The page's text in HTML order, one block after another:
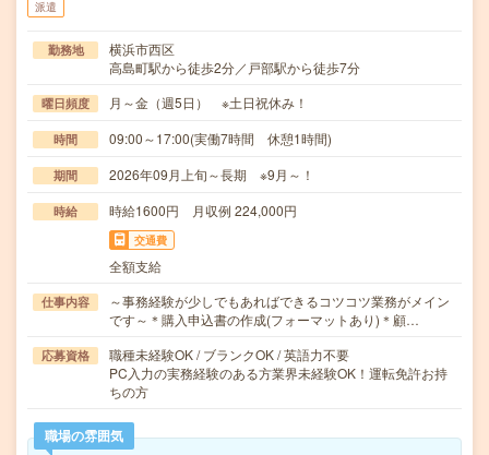
派遣
勤務地
横浜市西区
高島町駅から徒歩2分／戸部駅から徒歩7分
曜日頻度 月～金（週5日） ※土日祝休み！
時間 09:00～17:00(実働7時間 休憩1時間)
期間 2026年09月上旬～長期 ※9月～！
時給 時給1600円 月収例 224,000円
交通費
全額支給
仕事内容
～事務経験が少しでもあればできるコツコツ業務がメイン
です～＊購入申込書の作成(フォーマットあり)＊顧…
応募資格
職種未経験OK / ブランクOK / 英語力不要
PC入力の実務経験のある方業界未経験OK！運転免許お持
ちの方
職場の雰囲気